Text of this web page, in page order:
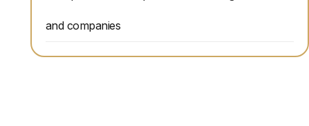
and companies